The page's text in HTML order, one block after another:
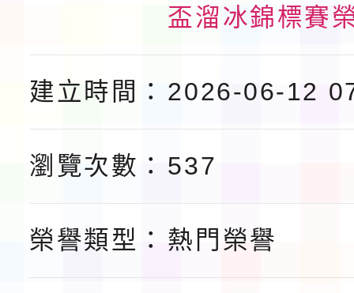
鎮韌性（防空）演習－
「115年金融知識線上
法」
本校115學年度第1學
告(不再辦理後續甄選)
檢送「桃園市115學年
賽實施要點」1份
本市「115學年度學生
展演活動實施計畫」
盃溜冰錦標賽
建立時間： 2026-06-12
瀏覽次數： 537
榮譽類型： 熱門榮譽